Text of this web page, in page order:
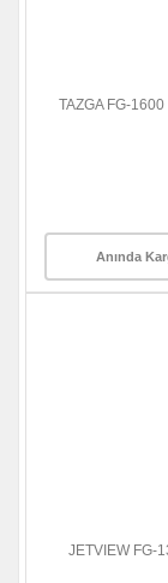
TAZGA FG-
Anında
JETVIEW FG-